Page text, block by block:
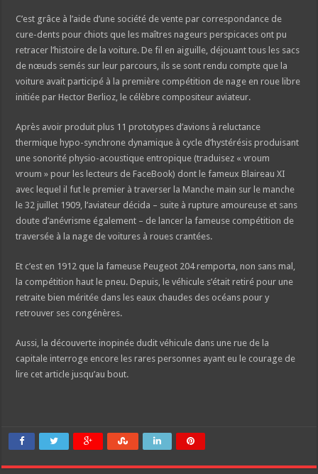
C’est grâce à l’aide d’une société de vente par correspondance de
cure-dents pour chiots que les maîtres nageurs perspicaces ont pu
retracer l’histoire de la voiture. De fil en aiguille, déjouant tous les sacs
de nœuds semés sur leur parcours, ils se sont rendu compte que la
voiture avait participé à la première compétition de nage en roue libre
initiée par Hector Berlioz, le célèbre compositeur aviateur.
Après avoir produit plus 11 prototypes d’avions à reluctance
thermique hypo-synchrone dynamique à cycle d’hystérésis produisant
une sonorité physio-acoustique entropique (traduisez « vroum
vroum » pour les lecteurs de FaceBook) dont le fameux Blaireau XI
avec lequel il fut le premier à traverser la Manche main sur le manche
le 32 juillet 1909, l’aviateur décida – suite à rupture amoureuse et sans
doute d’anévrisme également – de lancer la fameuse compétition de
traversée à la nage de voitures à roues crantées.
Et c’est en 1912 que la fameuse Peugeot 204 remporta, non sans mal,
la compétition haut le pneu. Depuis, le véhicule s’était retiré pour une
retraite bien méritée dans les eaux chaudes des océans pour y
retrouver ses congénères.
Aussi, la découverte inopinée dudit véhicule dans une rue de la
capitale interroge encore les rares personnes ayant eu le courage de
lire cet article jusqu’au bout.